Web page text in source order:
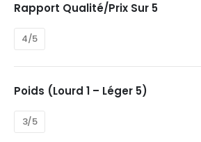
Rapport Qualité/prix Sur 5
4/5
Poids (Lourd 1 – Léger 5)
3/5